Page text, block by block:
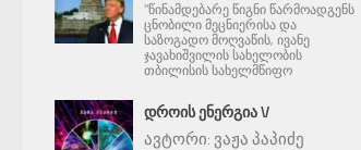
"წინამდებარე წიგნი წარმოადგენს
ცნობილი მეცნიერისა და
საზოგადო მოღვაწის, ივანე
ჯავახიშვილის სახელობის
თბილისის სახელმწიფო
ᲓᲠᲝᲘᲡ ᲔᲜᲔᲠᲒᲘᲐ V
ავტორი: ვაჟა პაპიძე